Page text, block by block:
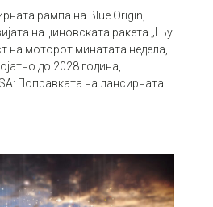
рампа на Blue Origin,
на џиновската ракета „Њу
на моторот минатата недела,
до 2028 година,…
Поправката на лансирната